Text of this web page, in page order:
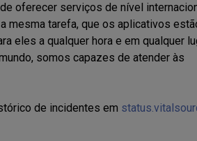
oferecer serviços de nível
mesma tarefa, que os aplicativos
eles a qualquer hora e em qualquer
somos capazes de atender às
de incidentes em